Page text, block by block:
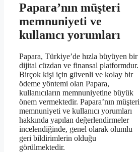
Papara’nın müşteri
memnuniyeti ve
kullanıcı yorumları
Papara, Türkiye’de hızla büyüyen bir
dijital cüzdan ve finansal platformdur.
Birçok kişi için güvenli ve kolay bir
ödeme yöntemi olan Papara,
kullanıcıların memnuniyetine büyük
önem vermektedir. Papara’nın müşteri
memnuniyeti ve kullanıcı yorumları
hakkında yapılan değerlendirmeler
incelendiğinde, genel olarak olumlu
geri bildirimlerin olduğu
görülmektedir.